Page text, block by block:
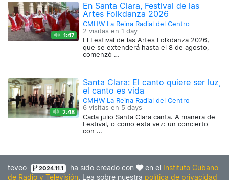
1:47
En Santa Clara, Festival de las
Artes Folkdanza 2026
CMHW La Reina Radial del Centro
2 visitas en 1 day
El Festival de las Artes Folkdanza 2026,
que se extenderá hasta el 8 de agosto,
comenzó …
2:48
Santa Clara: El canto quiere ser luz,
el canto es vida
CMHW La Reina Radial del Centro
6 visitas en 5 days
Cada julio Santa Clara canta. A manera de
Festival, o como esta vez: un concierto
con …
teveo 2024.11.1 ha sido creado con en el Instituto Cubano
de Radio y Televisión. Lea sobre nuestra política de privacidad